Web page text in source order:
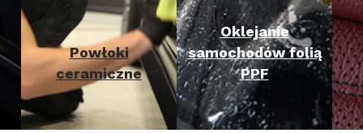
Powłoki
ceramiczne
Oklejanie
samochodów folią
PPF